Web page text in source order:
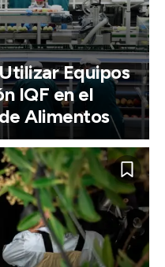
Equipos
IQF en el
Alimentos